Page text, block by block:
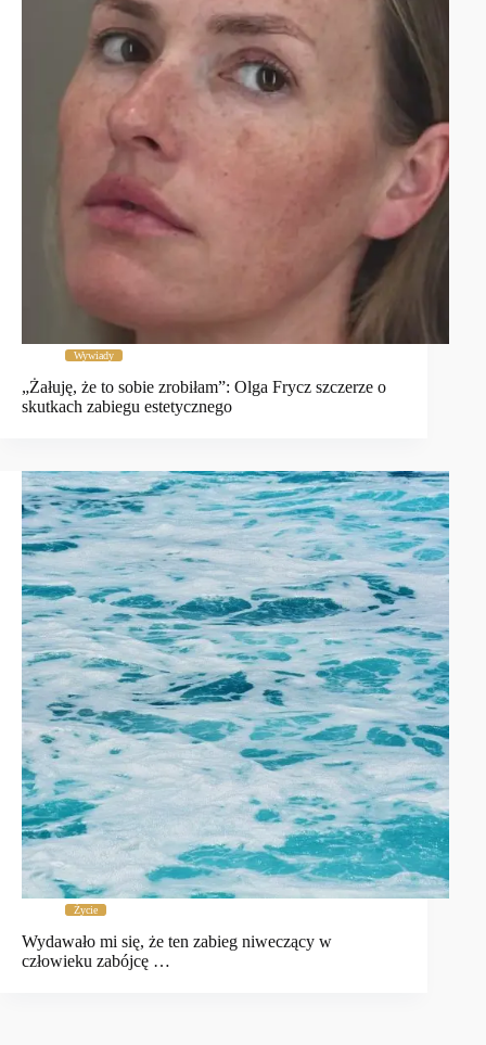
Wywiady
„Żałuję, że to sobie zrobiłam”: Olga Frycz szczerze o
skutkach zabiegu estetycznego
Życie
Wydawało mi się, że ten zabieg niweczący w
człowieku zabójcę …